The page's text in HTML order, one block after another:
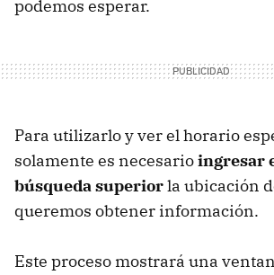
podemos esperar.
Para utilizarlo y ver el horario
solamente es necesarioingresar
búsqueda superiorla ubicación
queremos obtener información.
Este proceso mostrará una